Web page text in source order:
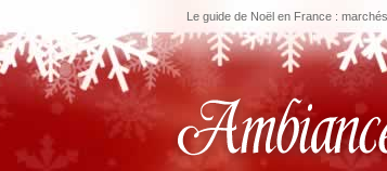
Le guide de Noël en France :